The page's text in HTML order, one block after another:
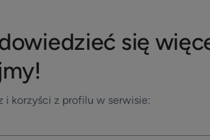
się
i korzyści z profilu w serwisie: